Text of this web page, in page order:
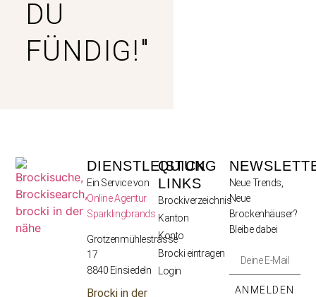
DU
FÜNDIG!"
DIENSTLEISTUNG
Ein Service von
Online Agentur
Sparklingbrands
Grotzenmühlestrasse
17
8840 Einsiedeln
Brocki in der
QUICK
LINKS
Brockiverzeichnis
Kanton
Konto
Brocki eintragen
Login
Neue Trends,
Neue
Brockenhäuser?
Bleibe dabei
ANMELDEN